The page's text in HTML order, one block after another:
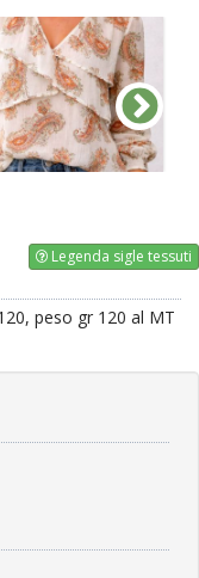
Legenda sigle tessuti